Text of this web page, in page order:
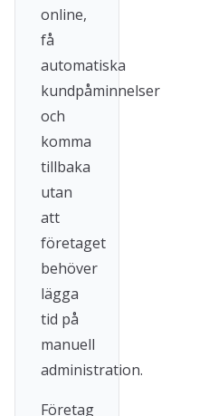
online,
få
automatiska
kundpåminnelser
och
komma
tillbaka
utan
att
företaget
behöver
lägga
tid på
manuell
administration.
Företag